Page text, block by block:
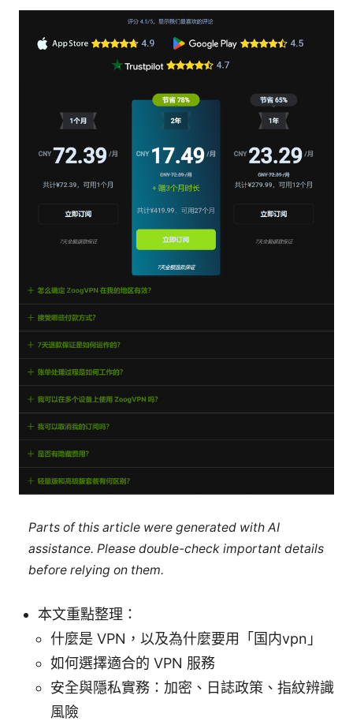
Parts of this article were generated with AI
assistance. Please double-check important details
before relying on them.
本文重點整理：
什麼是 VPN，以及為什麼要用「国内vpn」
如何選擇適合的 VPN 服務
安全與隱私實務：加密、日誌政策、指紋辨識
風險